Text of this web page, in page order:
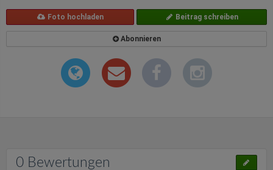
Foto hochladen Beitrag schreiben
Abonnieren
0 Bewertungen